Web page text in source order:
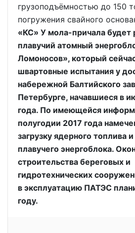
грузоподъёмностью до 150
погружения свайного
«КС» У мола-причала будет
плавучий атомный
Ломоносов», который
швартовные испытания у
набережной Балтийского
Петербурге, начавшиеся в
года. По имеющейся
полугодии 2017 года
загрузку ядерного топлива
плавучего энергоблока.
строительства береговых и
гидротехнических
в эксплуатацию ПАТЭС
году.